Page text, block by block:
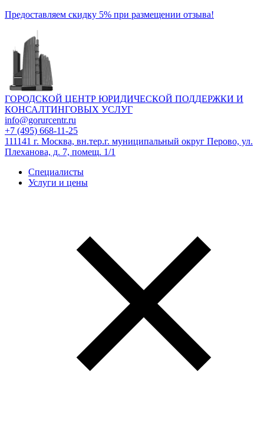
Предоставляем скидку 5% при размещении отзыва!
ГОРОДСКОЙ ЦЕНТР ЮРИДИЧЕСКОЙ ПОДДЕРЖКИ И
КОНСАЛТИНГОВЫХ УСЛУГ
info@gorurcentr.ru
+7 (495) 668-11-25
111141 г. Москва, вн.тер.г. муниципальный округ Перово, ул.
Плеханова, д. 7, помещ. 1/1
Специалисты
Услуги и цены